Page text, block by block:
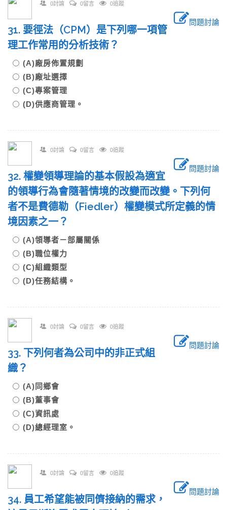
0討論 0留言 0追蹤
問題討論
31. 要徑法（CPM）是下列哪一項管
理工作常用的分析技術？
(A)廠房佈置規劃
(B)廠址選擇
(C)專案管理
(D)供應商管理。
0討論 0留言 0追蹤
問題討論
32. 權變領導理論的基本假設為適宜
的領導行為會隨著情境的改變而改變。下列何
者不是費德勒（Fiedler）權變模式所定義的情
境因素之一？
(A)領導者－部屬關係
(B)職位權力
(C)組織類型
(D)任務結構。
0討論 0留言 0追蹤
問題討論
33. 下列何者為公司中的非正式組
織？
(A)同鄉會
(B)董事會
(C)資訊處
(D)總經理室。
0討論 0留言 0追蹤
問題討論
34. 員工希望能被同儕接納的需求，